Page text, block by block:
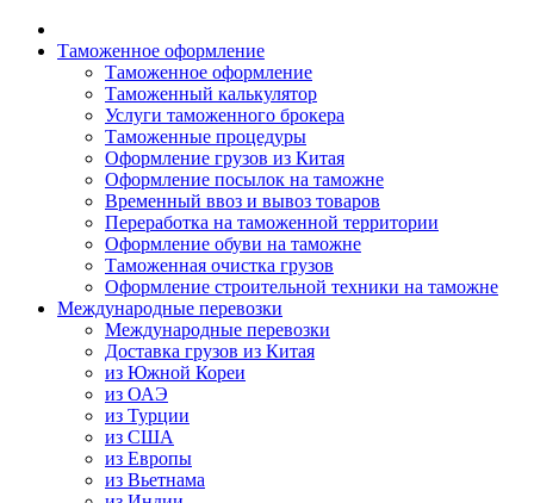
Таможенное оформление
Таможенное оформление
Таможенный калькулятор
Услуги таможенного брокера
Таможенные процедуры
Оформление грузов из Китая
Оформление посылок на таможне
Временный ввоз и вывоз товаров
Переработка на таможенной территории
Оформление обуви на таможне
Таможенная очистка грузов
Оформление строительной техники на таможне
Международные перевозки
Международные перевозки
Доставка грузов из Китая
из Южной Кореи
из ОАЭ
из Турции
из США
из Европы
из Вьетнама